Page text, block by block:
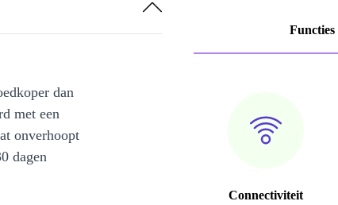
Functies
Connectiviteit
dan
met een
onverhoopt
dagen